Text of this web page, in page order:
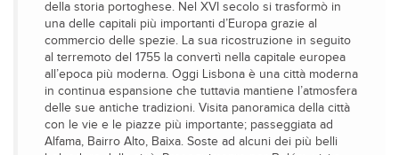
della storia portoghese. Nel XVI secolo si trasformò in
una delle capitali più importanti d’Europa grazie al
commercio delle spezie. La sua ricostruzione in seguito
al terremoto del 1755 la convertì nella capitale europea
all’epoca più moderna. Oggi Lisbona è una città moderna
in continua espansione che tuttavia mantiene l’atmosfera
delle sue antiche tradizioni. Visita panoramica della città
con le vie e le piazze più importante; passeggiata ad
Alfama, Bairro Alto, Baixa. Soste ad alcuni dei più belli